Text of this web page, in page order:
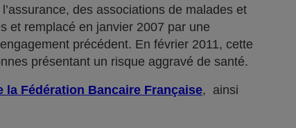
des associations de malades et
et remplacé en janvier 2007 par une
précédent. En février 2011, cette
présentant un risque aggravé de santé.
la Fédération Bancaire Française, ainsi